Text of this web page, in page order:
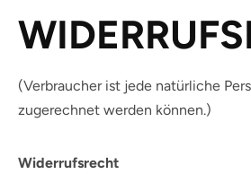
(Verbraucher ist jede natürliche
zugerechnet werden können.)
Widerrufsrecht